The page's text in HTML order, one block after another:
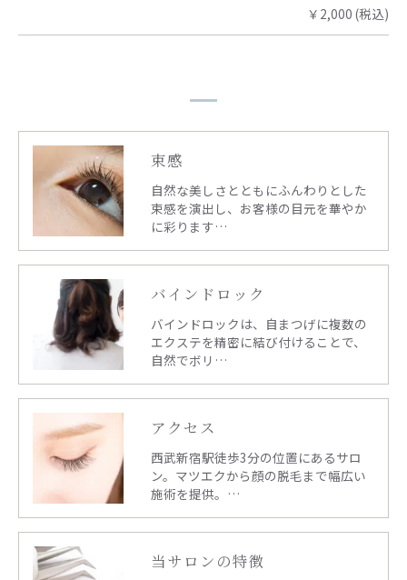
￥2,000 (税込)
束感
自然な美しさとともにふんわりとした
束感を演出し、お客様の目元を華やか
に彩ります…
バインドロック
バインドロックは、自まつげに複数の
エクステを精密に結び付けることで、
自然でボリ…
アクセス
西武新宿駅徒歩3分の位置にあるサロ
ン。マツエクから顔の脱毛まで幅広い
施術を提供。…
当サロンの特徴